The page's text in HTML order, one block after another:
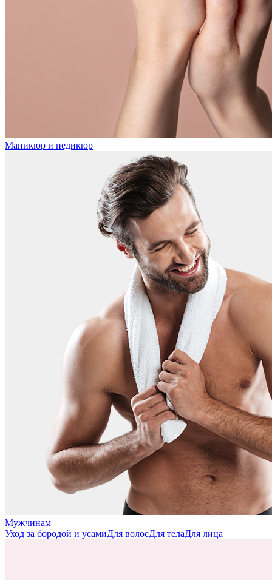
Маникюр и педикюр
Мужчинам
Уход за бородой и усамиДля волосДля телаДля лица